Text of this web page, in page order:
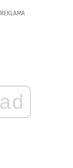
REKLAMA
ad